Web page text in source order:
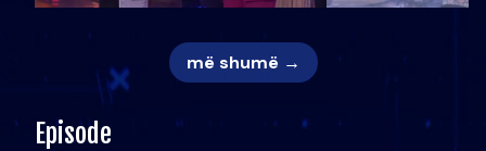
më shumë →
Episode